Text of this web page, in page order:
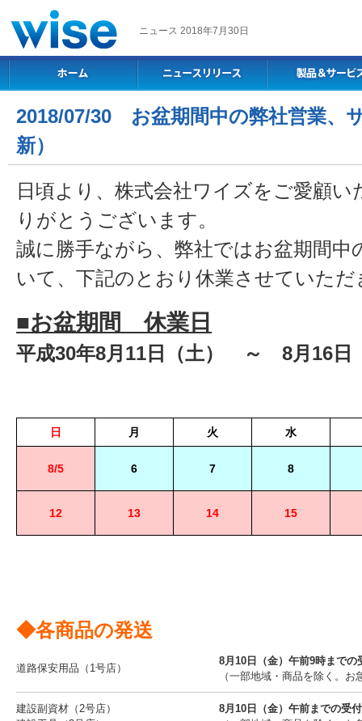
ニュース 2018年7月30日
2018/07/30 お盆期間中の弊社営業、
新）
日頃より、株式会社ワイズをご愛顧
りがとうございます。
誠に勝手ながら、弊社ではお盆期間中
いて、下記のとおり休業させていただ
■お盆期間 休業日
平成30年8月11日（土） ～ 8月16日
日 月 火 水
8/5 6 7 8
12 13 14 15
◆各商品の発送
道路保安用品（1号店）
8月10日（金）午前9時までの
（一部地域・商品を除く。お
建設副資材（2号店）
8月10日（金）午前までの受